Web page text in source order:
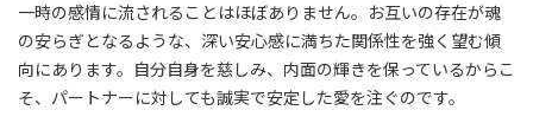
一時の感情に流されることはほぼありません。お互いの存在が魂
の安らぎとなるような、深い安心感に満ちた関係性を強く望む傾
向にあります。自分自身を慈しみ、内面の輝きを保っているからこ
そ、パートナーに対しても誠実で安定した愛を注ぐのです。